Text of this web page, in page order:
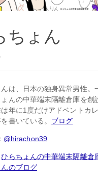
ちょん
は、日本の独身異常男性。
んの中華端末隔離倉庫を創
年に1度だけアドベントカ
書いている。 ブログ
@hirachon39
ひらちょんの中華端末隔離倉
のブログ